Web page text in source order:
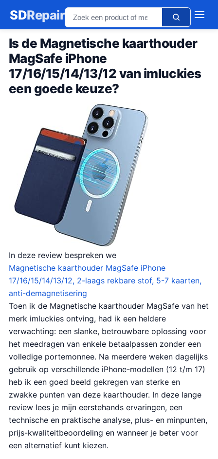
SDRepair
Is de Magnetische kaarthouder
MagSafe iPhone
17/16/15/14/13/12 van imluckies
een goede keuze?
In deze review bespreken we
Magnetische kaarthouder MagSafe iPhone
17/16/15/14/13/12, 2-laags rekbare stof, 5-7 kaarten,
anti-demagnetisering
Toen ik de Magnetische kaarthouder MagSafe van het
merk imluckies ontving, had ik een heldere
verwachting: een slanke, betrouwbare oplossing voor
het meedragen van enkele betaalpassen zonder een
volledige portemonnee. Na meerdere weken dagelijks
gebruik op verschillende iPhone-modellen (12 t/m 17)
heb ik een goed beeld gekregen van sterke en
zwakke punten van deze kaarthouder. In deze lange
review lees je mijn eerstehands ervaringen, een
technische en praktische analyse, plus- en minpunten,
prijs-kwaliteitbeoordeling en wanneer je beter voor
een alternatief kunt kiezen.